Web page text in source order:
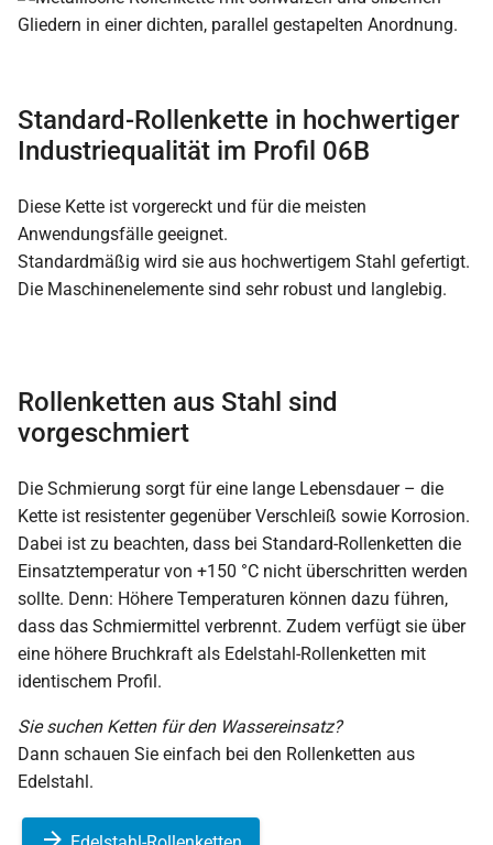
Standard-Rollenkette in hochwertiger
Industriequalität im Profil 06B
Diese Kette ist vorgereckt und für die meisten
Anwendungsfälle geeignet.
Standardmäßig wird sie aus hochwertigem Stahl gefertigt.
Die Maschinenelemente sind sehr robust und langlebig.
Rollenketten aus Stahl sind
vorgeschmiert
Die Schmierung sorgt für eine lange Lebensdauer – die
Kette ist resistenter gegenüber Verschleiß sowie Korrosion.
Dabei ist zu beachten, dass bei Standard-Rollenketten die
Einsatztemperatur von +150 °C nicht überschritten werden
sollte. Denn: Höhere Temperaturen können dazu führen,
dass das Schmiermittel verbrennt. Zudem verfügt sie über
eine höhere Bruchkraft als Edelstahl-Rollenketten mit
identischem Profil.
Sie suchen Ketten für den Wassereinsatz?
Dann schauen Sie einfach bei den Rollenketten aus
Edelstahl.